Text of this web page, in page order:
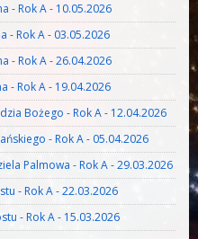
- Rok A - 10.05.2026
- Rok A - 03.05.2026
- Rok A - 26.04.2026
- Rok A - 19.04.2026
Bożego - Rok A - 12.04.2026
- Rok A - 05.04.2026
Palmowa - Rok A - 29.03.2026
- Rok A - 22.03.2026
- Rok A - 15.03.2026